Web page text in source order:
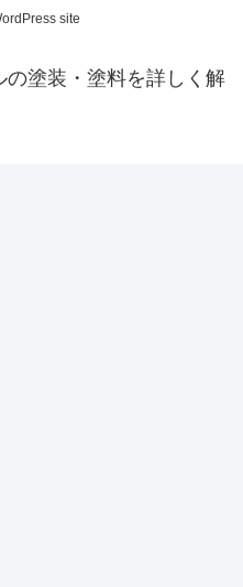
site
の塗装・塗料を詳しく解